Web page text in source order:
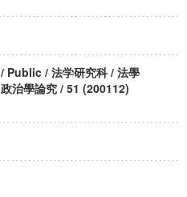
/ Public / 法学研究科 / 法學
政治學論究 / 51 (200112)